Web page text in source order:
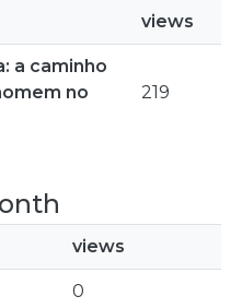
views
a caminho
no
219
views
0